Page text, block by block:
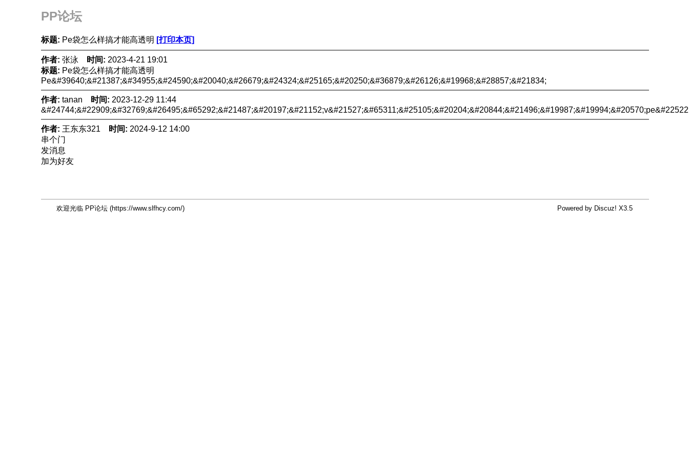
PP论坛
标题: Pe袋怎么样搞才能高透明 [打印本页]
作者: 张泳 时间: 2023-4-21 19:01
标题: Pe袋怎么样搞才能高透明
Pe&#39640;&#21387;&#34955;&#24590;&#20040;&#26679;&#24324;&#25165;&#20250;&#36879;&#26126;&#19968;&#28857;&#21834;
作者: tanan 时间: 2023-12-29 11:44
作者: 王东东321 时间: 2024-9-12 14:00
串个门
发消息
加为好友
欢迎光临 PP论坛 (https://www.slfhcy.com/) Powered by Discuz! X3.5